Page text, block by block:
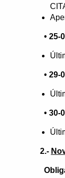
• 25-
• 29-
• 30-
2.-